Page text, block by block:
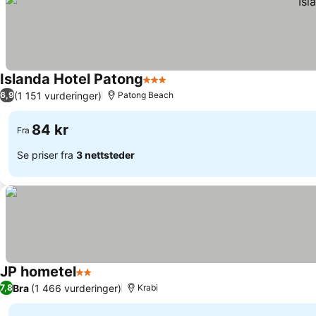
Islanda Hotel Patong3 Stjerner
6,9(1 151 vurderinger) Patong Beach
Fra 84 kr
Se priser fra 3 nettsteder
JP hometel2 Stjerner
7,8Bra (1 466 vurderinger) Krabi